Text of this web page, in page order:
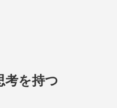
考を持つ